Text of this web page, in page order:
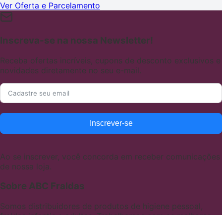
Ver Oferta e Parcelamento
Inscreva-se na nossa Newsletter!
Receba ofertas incríveis, cupons de desconto exclusivos e
novidades diretamente no seu e-mail.
Inscrever-se
Ao se inscrever, você concorda em receber comunicações
de nossa loja.
Sobre ABC Fraldas
Somos distribuidores de produtos de higiene pessoal,